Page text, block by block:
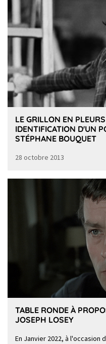
LE GRILLON EN
IDENTIFICATION D'UN
STÉPHANE BOUQUET
28 octobre 2013
TABLE RONDE À
JOSEPH LOSEY
En Janvier 2022, à l'occasion